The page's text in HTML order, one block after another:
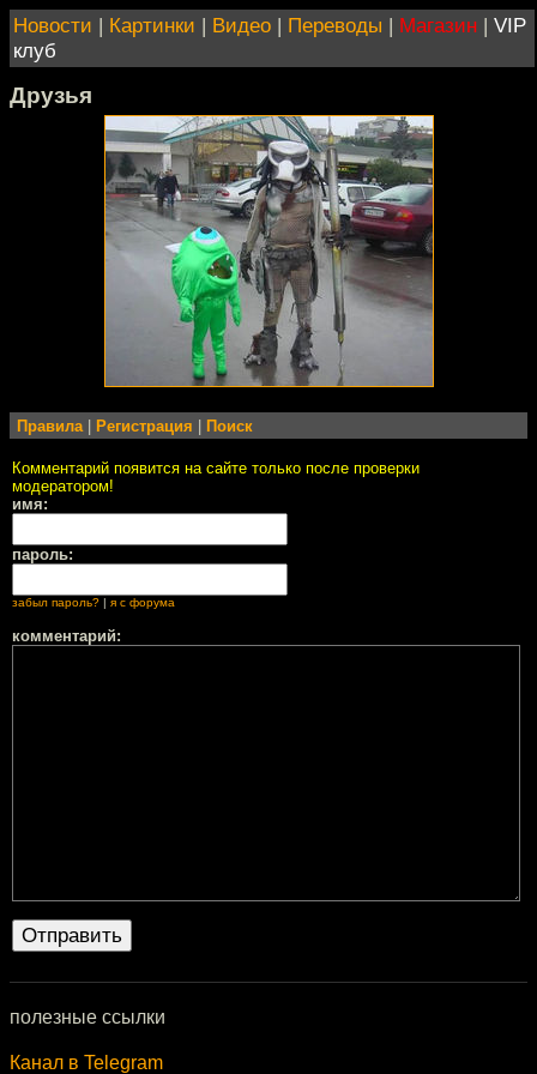
Новости | Картинки | Видео | Переводы | Магазин | VIP
клуб
Друзья
Правила Регистрация Поиск
Комментарий появится на сайте только после проверки
модератором!
имя:
пароль:
забыл пароль? | я с форума
комментарий:
полезные ссылки
Канал в Telegram